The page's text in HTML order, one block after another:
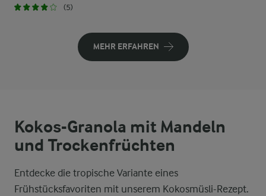
(5)
MEHR ERFAHREN
Kokos-Granola mit Mandeln
und Trockenfrüchten
Entdecke die tropische Variante eines
Frühstücksfavoriten mit unserem Kokosmüsli-Rezept.